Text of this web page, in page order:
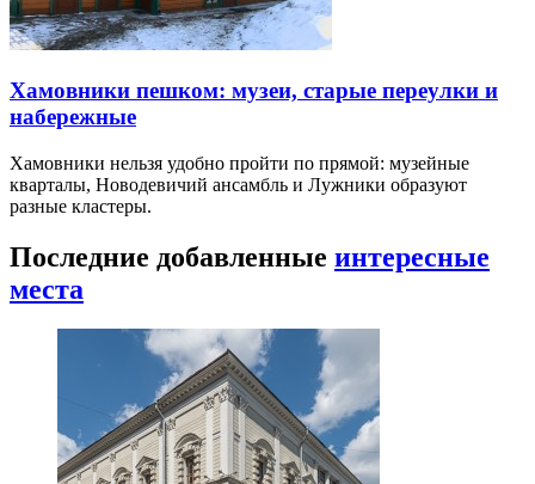
Хамовники пешком: музеи, старые переулки и
набережные
Хамовники нельзя удобно пройти по прямой: музейные
кварталы, Новодевичий ансамбль и Лужники образуют
разные кластеры.
Последние добавленные интересные
места